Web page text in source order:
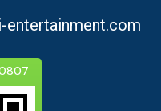
entertainment.com